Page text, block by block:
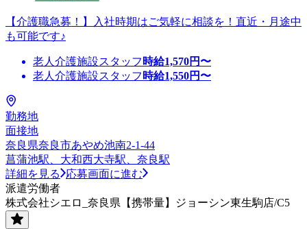
【介護職急募！】入社時期はご気軽に相談を！直近・月途中
も可能です♪
老人介護施設スタッフ 時給1,570円〜
老人介護施設スタッフ 時給1,550円〜
勤務地
面接地
奈良県奈良市あやめ池南2-1-44
菖蒲池駅、大和西大寺駅、奈良駅
詳細を見る
応募画面に進む
派遣労働者
株式会社シエロ_奈良県【携帯量】ジョーシン東生駒店/C5